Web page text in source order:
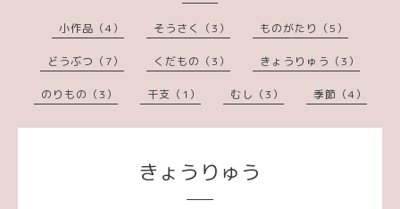
小作品（4） そうさく（3） ものがたり（5）
どうぶつ（7） くだもの（3） きょうりゅう（3）
のりもの（3） 干支（1） むし（3） 季節（4）
きょうりゅう